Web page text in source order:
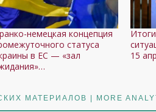
немецкая концепция
статуса
в ЕС — «зал
15
МАТЕРИАЛОВ | MORE